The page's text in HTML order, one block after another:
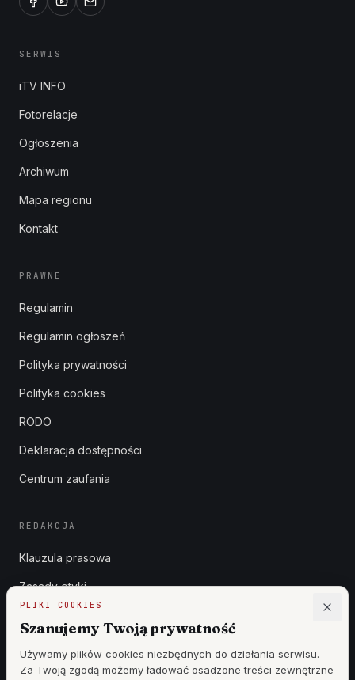
PLIKI COOKIES
Szanujemy Twoją prywatność
Używamy plików cookies niezbędnych do działania serwisu.
Za Twoją zgodą możemy ładować osadzone treści zewnętrzne
SERWIS
iTV INFO
Fotorelacje
Ogłoszenia
Archiwum
Mapa regionu
Kontakt
PRAWNE
Regulamin
Regulamin ogłoszeń
Polityka prywatności
Polityka cookies
RODO
Deklaracja dostępności
Centrum zaufania
REDAKCJA
Klauzula prasowa
Zasady etyki
Cennik